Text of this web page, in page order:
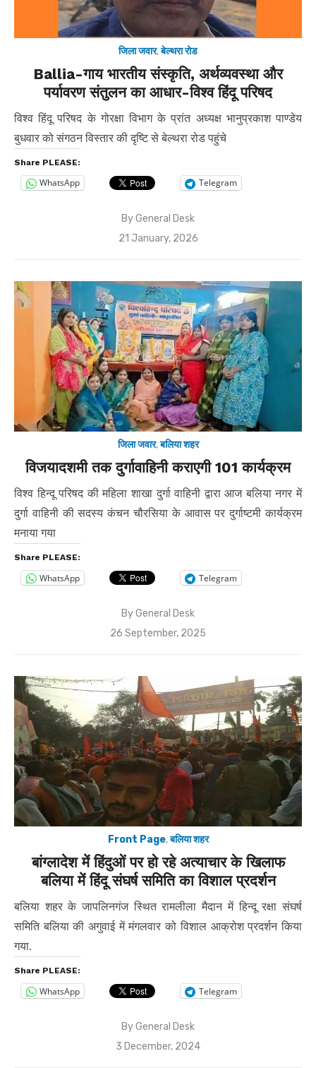
जिला जवार,बेल्थरा रोड
Ballia-गाय भारतीय संस्कृति, अर्थव्यवस्था और
पर्यावरण संतुलन का आधार-विश्व हिंदू परिषद
विश्व हिंदू परिषद के गोरक्षा विभाग के प्रांत अध्यक्ष भानुप्रकाश पाण्डेय
बुधवार को संगठन विस्तार की दृष्टि से बेल्थरा रोड पहुंचे
Share PLEASE:
WhatsApp Telegram
ByGeneral Desk
Posted
21 January, 2026
जिला जवार,बलिया शहर
विजयादशमी तक दुर्गावाहिनी कराएगी 101 कार्यक्रम
विश्व हिन्दू परिषद की महिला शाखा दुर्गा वाहिनी द्वारा आज बलिया नगर में
दुर्गा वाहिनी की सदस्य कंचन चौरसिया के आवास पर दुर्गाष्टमी कार्यक्रम
मनाया गया
Share PLEASE:
WhatsApp Telegram
ByGeneral Desk
Posted
26 September, 2025
Front Page,बलिया शहर
बांग्लादेश में हिंदुओं पर हो रहे अत्याचार के खिलाफ
बलिया में हिंदू संघर्ष समिति का विशाल प्रदर्शन
बलिया शहर के जापलिनगंज स्थित रामलीला मैदान में हिन्दू रक्षा संघर्ष
समिति बलिया की अगुवाई में मंगलवार को विशाल आक्रोश प्रदर्शन किया
गया.
Share PLEASE:
WhatsApp Telegram
ByGeneral Desk
Posted
3 December, 2024